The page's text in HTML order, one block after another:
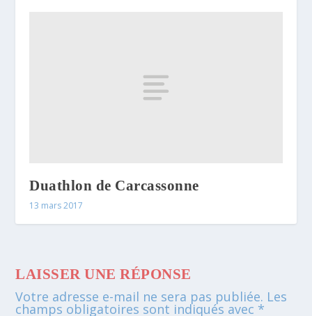
Duathlon de Carcassonne
13 mars 2017
LAISSER UNE RÉPONSE
Votre adresse e-mail ne sera pas publiée. Les
champs obligatoires sont indiqués avec *